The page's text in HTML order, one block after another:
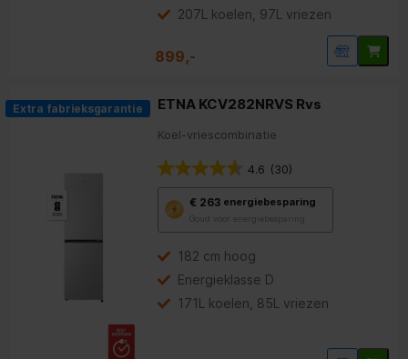
207L koelen, 97L vriezen
899,-
Extra fabrieksgarantie ETNA KCV282NRVS Rvs
Koel-vriescombinatie
4.6 (30)
€ 263 energiebesparing
Goud voor energiebesparing
deze
Youreko’s
voor
energiebesparing.
182 cm hoog
Energieklasse D
171L koelen, 85L vriezen